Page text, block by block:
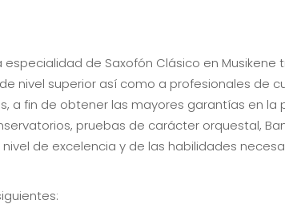
de Saxofón Clásico en
nivel superior así como a profesionales de
a fin de obtener las mayores garantías en la
pruebas de carácter orquestal,
de excelencia y de las habilidades